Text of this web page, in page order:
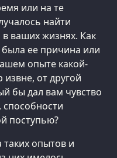
или на те
найти
ваших жизнях. Как
ее причина или
опыте какой-
от другой
бы дал вам чувство
поступью?
таких опытов и